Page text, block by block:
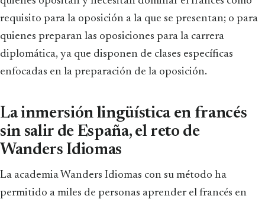
requisito para la oposición a la que se presentan; o para
quienes preparan las oposiciones para la carrera
diplomática, ya que disponen de clases específicas
enfocadas en la preparación de la oposición.
La inmersión lingüística en francés
sin salir de España, el reto de
Wanders Idiomas
La academia Wanders Idiomas con su método ha
permitido a miles de personas aprender el francés en